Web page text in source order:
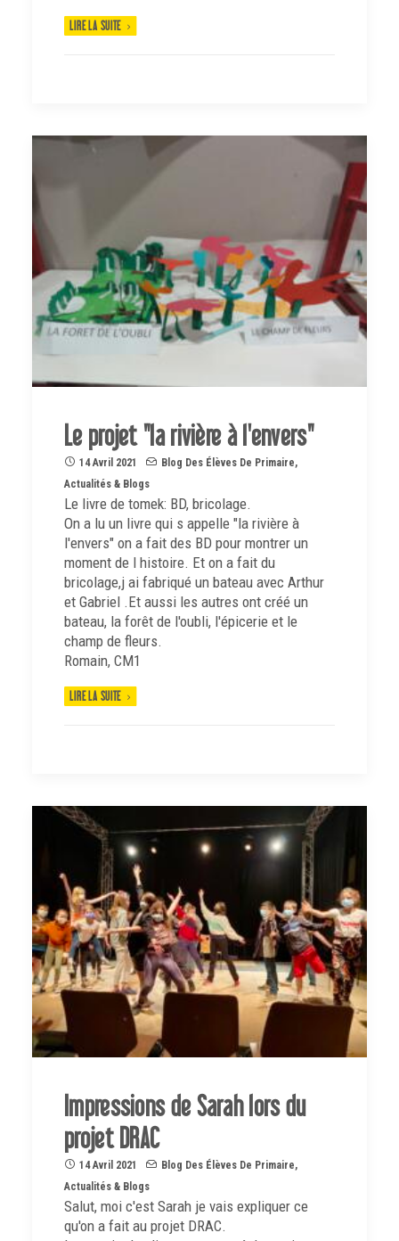
LIRE LA SUITE
Le projet "la rivière à l'envers"
14 Avril 2021 Blog Des Élèves De Primaire,
Actualités & Blogs
Le livre de tomek: BD, bricolage.
On a lu un livre qui s appelle "la rivière à
l'envers" on a fait des BD pour montrer un
moment de l histoire. Et on a fait du
bricolage,j ai fabriqué un bateau avec Arthur
et Gabriel .Et aussi les autres ont créé un
bateau, la forêt de l'oubli, l'épicerie et le
champ de fleurs.
Romain, CM1
LIRE LA SUITE
Impressions de Sarah lors du
projet DRAC
14 Avril 2021 Blog Des Élèves De Primaire,
Actualités & Blogs
Salut, moi c'est Sarah je vais expliquer ce
qu'on a fait au projet DRAC.